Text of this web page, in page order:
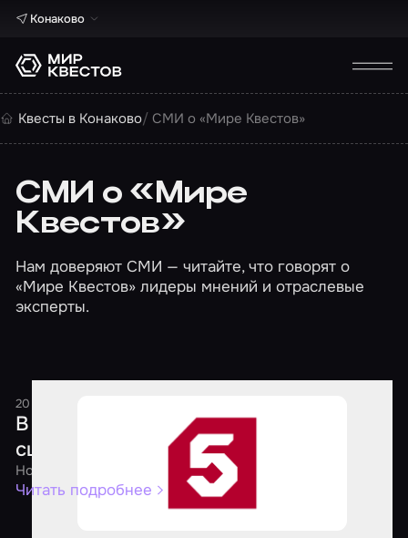
Конаково
Квесты в Конаково СМИ о «Мире Квестов»
СМИ о «Мире
Квестов»
Нам доверяют СМИ — читайте, что говорят о
«Мире Квестов» лидеры мнений и отраслевые
эксперты.
20 февраля 2026
В российских квестах хотят запретить
сцены пыток и опасные моменты
Новые правила для квест-индустрии
Читать подробнее